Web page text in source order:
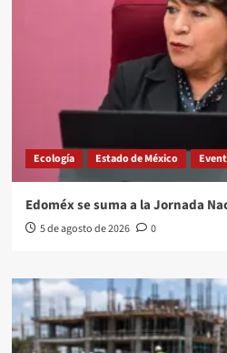
Ecología Estado de México
Edoméx se suma a la Jornada
5 de agosto de 2026 0